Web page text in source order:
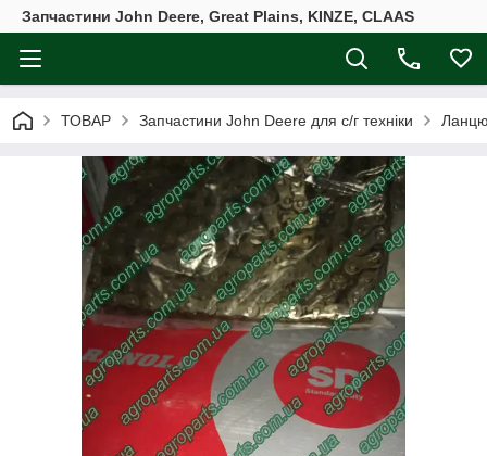
Запчастини John Deere, Great Plains, KINZE, CLAAS
ТОВАР Запчастини John Deere для с/г техніки